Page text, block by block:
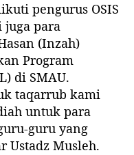
pengurus OSIS
juga para
(Inzah)
Program
di SMAU.
taqarrub kami
untuk para
guru yang
Ustadz Musleh.